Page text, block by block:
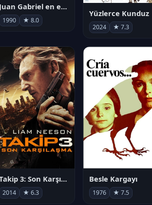
Juan Gabriel en el Palacio de Bellas Artes
1990 ★ 8.0
Yüzlerce Kunduz
2024 ★ 7.3
Takip 3: Son Karşılaşma
2014 ★ 6.3
Besle Kargayı
1976 ★ 7.5